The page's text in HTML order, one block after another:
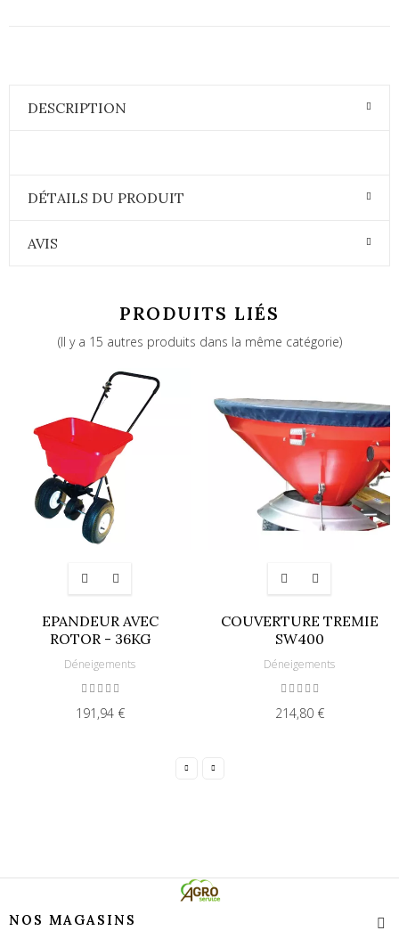
DESCRIPTION
DÉTAILS DU PRODUIT
AVIS
PRODUITS LIÉS
(Il y a 15 autres produits dans la même catégorie)
EPANDEUR AVEC
ROTOR - 36KG
Déneigements
191,94 €
COUVERTURE TREMIE
SW400
Déneigements
214,80 €
NOS MAGASINS